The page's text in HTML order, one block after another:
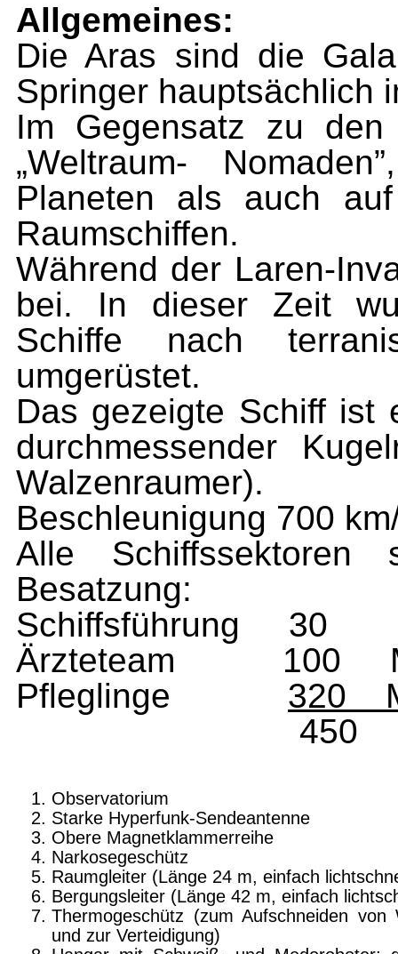
Allgemeines:
Die Aras sind die
Springer hauptsächlich
Im Gegensatz zu
„Weltraum-
Planeten als auch
Raumschiffen.
Während der Laren-
bei. In dieser Zeit
Schiffe nach
umgerüstet.
Das gezeigte Schiff ist
durchmessender
Wal­zenraumer).
Beschleunigung 700
Alle Schiffssektoren
Besatzung:
Schiffsführung
30
Ärzteteam
100
Pfleglinge
320
450
Observatorium
Starke Hyperfunk-Sendeantenne
Obere Magnetklammerreihe
Narkosegeschütz
Raumgleiter (Länge 24 m, einfach
Bergungsleiter (Länge 42 m, einfach
Thermogeschütz (zum Aufschneiden von
und zur Verteidigung)